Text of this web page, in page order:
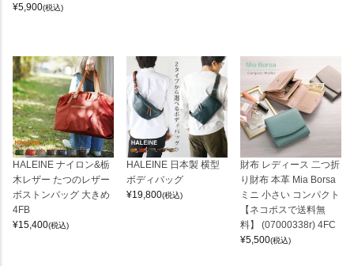
¥5,900(税込)
HALEINE ナイロン&栃
木レザー たつのレザー
ボストンバッグ 大きめ
4FB
¥15,400(税込)
HALEINE 日本製 横型
ボディバッグ
¥19,800(税込)
財布 レディース 二つ折
り財布 本革 Mia Borsa
ミニ 小さい コンパクト
【ネコポスで送料無
料】 (07000338r) 4FC
¥5,500(税込)